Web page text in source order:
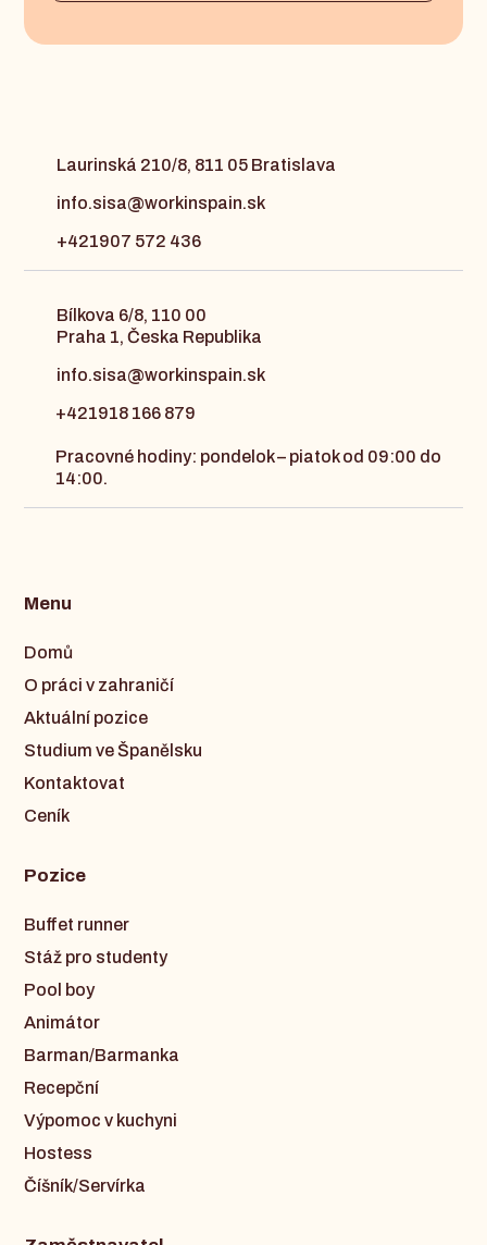
Laurinská 210/8, 811 05 Bratislava
info.sisa@workinspain.sk
+421907 572 436
Bílkova 6/8, 110 00
Praha 1, Česka Republika
info.sisa@workinspain.sk
+421918 166 879
Pracovné hodiny: pondelok – piatok od 09:00 do
14:00.
Menu
Domů
O práci v zahraničí
Aktuální pozice
Studium ve Španělsku
Kontaktovat
Ceník
Pozice
Buffet runner
Stáž pro studenty
Pool boy
Animátor
Barman/Barmanka
Recepční
Výpomoc v kuchyni
Hostess
Číšník/Servírka